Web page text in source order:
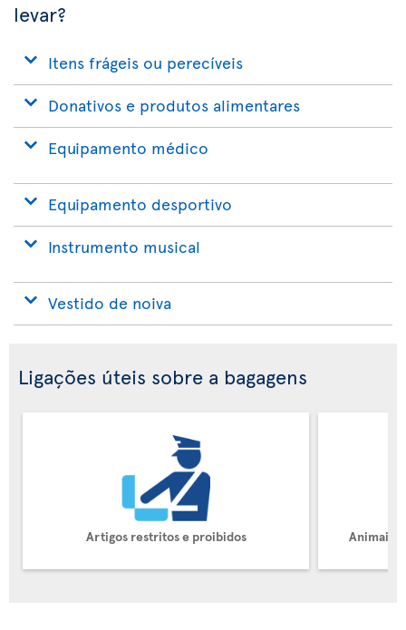
levar?
Itens frágeis ou perecíveis
Donativos e produtos alimentares
Equipamento médico
Equipamento desportivo
Instrumento musical
Vestido de noiva
Ligações úteis sobre a bagagens
Artigos restritos e proibidos Animais